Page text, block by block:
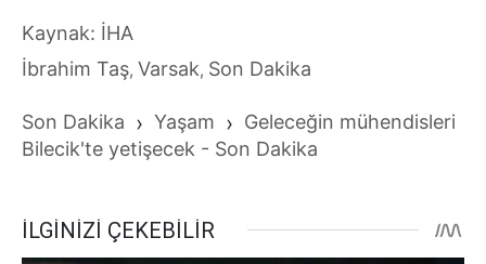
Kaynak: İHA
İbrahim Taş, Varsak, Son Dakika
Son Dakika › Yaşam › Geleceğin mühendisleri
Bilecik'te yetişecek - Son Dakika